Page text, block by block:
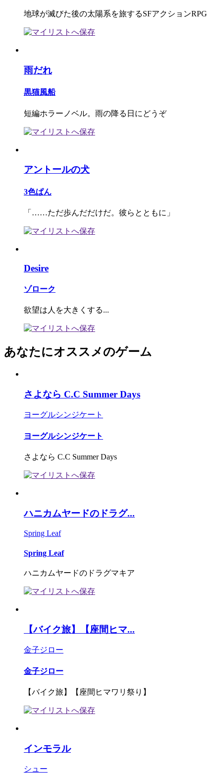
地球が滅びた後の太陽系を旅するSFアクションRPG
雨だれ
黒猫風船
短編ホラーノベル。雨の降る日にどうぞ
アントールの犬
3色ぱん
「……ただ歩んだだけだ。彼らとともに」
Desire
ゾローク
欲望は人を大きくする...
あなたにオススメのゲーム
さよなら C.C Summer Days
ヨーグルシンジケート
ヨーグルシンジケート
さよなら C.C Summer Days
ハニカムヤードのドラグ...
Spring Leaf
Spring Leaf
ハニカムヤードのドラグマキア
【バイク旅】【座間ヒマ...
金子ジロー
金子ジロー
【バイク旅】【座間ヒマワリ祭り】
インモラル
シュー